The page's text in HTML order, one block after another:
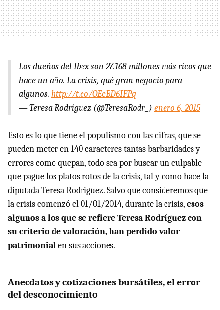
Los dueños del Ibex son 27.168 millones más ricos que
hace un año. La crisis, qué gran negocio para
algunos. http://t.co/OEcBD6IFPq
— Teresa Rodríguez (@TeresaRodr_) enero 6, 2015
Esto es lo que tiene el populismo con las cifras, que se
pueden meter en 140 caracteres tantas barbaridades y
errores como quepan, todo sea por buscar un culpable
que pague los platos rotos de la crisis, tal y como hace la
diputada Teresa Rodriguez. Salvo que consideremos que
la crisis comenzó el 01/01/2014, durante la crisis,esos
algunos a los que se refiere Teresa Rodríguez con
su criterio de valoración, han perdido valor
patrimonialen sus acciones.
Anecdatos y cotizaciones bursátiles, el error
del desconocimiento